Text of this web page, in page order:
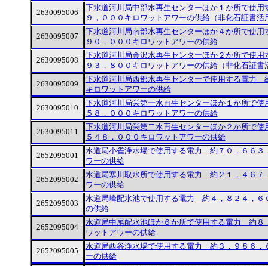
2630095006
下水道河川局中部水再生センターほか１か所で使
９，０００キロワットアワーの供給（非化石証書活
2630095007
下水道河川局南部水再生センターほか４か所で使
９０，０００キロワットアワーの供給
2630095008
下水道河川局金沢水再生センターほか２か所で使
９３，８００キロワットアワーの供給（非化石証書
2630095009
下水道河川局西部水再生センターで使用する電力
キロワットアワーの供給
2630095010
下水道河川局栄第一水再生センターほか１か所で
５８，０００キロワットアワーの供給
2630095011
下水道河川局栄第二水再生センターほか２か所で
５４８，０００キロワットアワーの供給
2652095001
水道局小雀浄水場で使用する電力 約７０，６６３
ワーの供給
2652095002
水道局寒川取水所で使用する電力 約２１，４６７
ワーの供給
2652095003
水道局峰配水池で使用する電力 約４，８２４，６
の供給
2652095004
水道局中尾配水池ほか６か所で使用する電力 約８
ワットアワーの供給
2652095005
水道局西谷浄水場で使用する電力 約３，９８６，
ーの供給